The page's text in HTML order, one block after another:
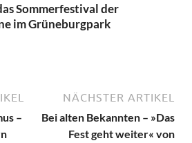
Sommerfestival der
im Grüneburgpark
–
NÄCHSTER ARTIKEL
Bei alten Bekannten – »Das
Fest geht weiter« von